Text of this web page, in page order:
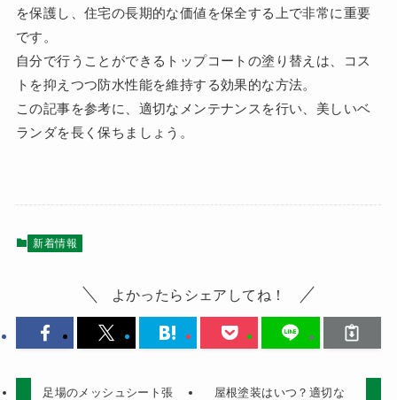
を保護し、住宅の長期的な価値を保全する上で非常に重要
です。
自分で行うことができるトップコートの塗り替えは、コス
トを抑えつつ防水性能を維持する効果的な方法。
この記事を参考に、適切なメンテナンスを行い、美しいベ
ランダを長く保ちましょう。
新着情報
よかったらシェアしてね！
足場のメッシュシート張
屋根塗装はいつ？適切な